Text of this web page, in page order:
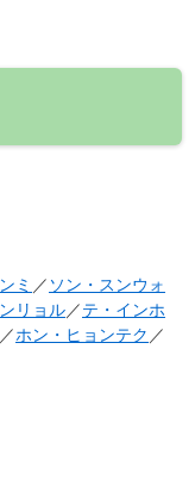
ミ ／ ソン・スンウォ
リョル／テ・インホ
／ホン・ヒョンテク ／